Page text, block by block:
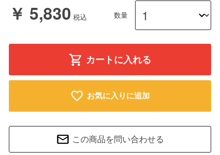
￥ 5,830 数量
カートに入れる
お気に入りに追加
この商品を問い合わせる